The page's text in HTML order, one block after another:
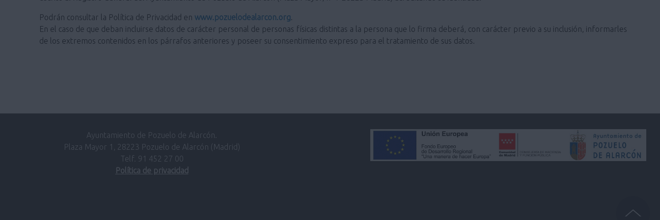
Podrán consultar la Política de Privacidad en www.pozuelodealarcon.org.
En el caso de que deban incluirse datos de carácter personal de personas físicas distintas a la persona que lo firma deberá, con carácter previo a su inclusión, informarles
de los extremos contenidos en los párrafos anteriores y poseer su consentimiento expreso para el tratamiento de sus datos.
Ayuntamiento de Pozuelo de Alarcón.
Plaza Mayor 1, 28223 Pozuelo de Alarcón (Madrid)
Telf. 91 452 27 00
Política de privacidad